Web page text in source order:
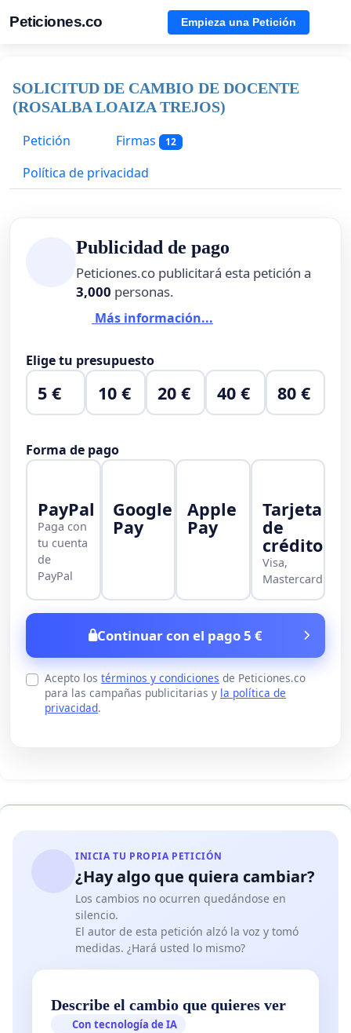
Peticiones.co Empieza una Petición
SOLICITUD DE CAMBIO DE DOCENTE
(ROSALBA LOAIZA TREJOS)
Petición
Firmas 12
Política de privacidad
Publicidad de pago
Peticiones.co publicitará esta petición a
3,000 personas.
Más información...
Elige tu presupuesto
5 € 10 € 20 € 40 € 80 €
Forma de pago
PayPal
Paga con
tu cuenta
de
PayPal
Google
Pay
Apple
Pay
Tarjeta
de
crédito
Visa,
Mastercard
Continuar con el pago 5 €
Acepto los términos y condiciones de Peticiones.co
para las campañas publicitarias y la política de
privacidad.
INICIA TU PROPIA PETICIÓN
¿Hay algo que quiera cambiar?
Los cambios no ocurren quedándose en
silencio.
El autor de esta petición alzó la voz y tomó
medidas. ¿Hará usted lo mismo?
Describe el cambio que quieres ver
Con tecnología de IA